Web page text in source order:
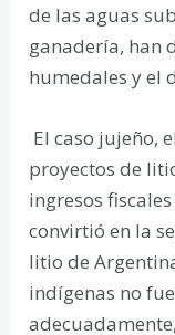
de las aguas
ganadería, han
humedales y el
El caso jujeño,
proyectos de
ingresos
convirtió en la
litio de
indígenas no